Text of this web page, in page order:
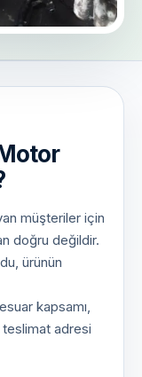
müşteriler için
doğru değildir.
ürünün
kapsamı,
adresi